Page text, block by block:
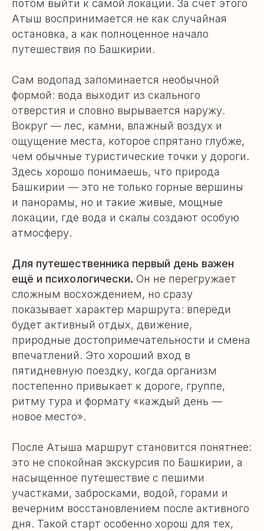
потом выйти к самой локации. За счёт этого
Атыш воспринимается не как случайная
остановка, а как полноценное начало
путешествия по Башкирии.
Сам водопад запоминается необычной
формой: вода выходит из скального
отверстия и словно вырывается наружу.
Вокруг — лес, камни, влажный воздух и
ощущение места, которое спрятано глубже,
чем обычные туристические точки у дороги.
Здесь хорошо понимаешь, что природа
Башкирии — это не только горные вершины
и панорамы, но и такие живые, мощные
локации, где вода и скалы создают особую
атмосферу.
Для путешественника первый день важен
ещё и психологически. Он не перегружает
сложным восхождением, но сразу
показывает характер маршрута: впереди
будет активный отдых, движение,
природные достопримечательности и смена
впечатлений. Это хороший вход в
пятидневную поездку, когда организм
постепенно привыкает к дороге, группе,
ритму тура и формату «каждый день —
новое место».
После Атыша маршрут становится понятнее:
это не спокойная экскурсия по Башкирии, а
насыщенное путешествие с пешими
участками, забросками, водой, горами и
вечерним восстановлением после активного
дня. Такой старт особенно хорош для тех,